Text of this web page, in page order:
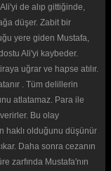
de alıp gittiğinde,
düşer. Zabit bir
yere giden Mustafa,
Ali'yi kaybeder.
uğrar ve hapse atılır.
. Tüm delillerin
atlatamaz. Para ile
Bu olay
haklı olduğunu düşünür
Daha sonra cezanın
zarfında Mustafa'nın